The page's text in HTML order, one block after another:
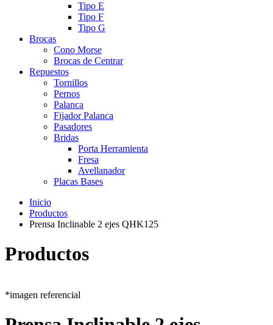
Tipo E
Tipo F
Tipo G
Brocas
Cono Morse
Brocas de Centrar
Repuestos
Tornillos
Pernos
Palanca
Fijador Palanca
Pasadores
Bridas
Porta Herramienta
Fresa
Avellanador
Placas Bases
Inicio
Productos
Prensa Inclinable 2 ejes QHK125
Productos
*imagen referencial